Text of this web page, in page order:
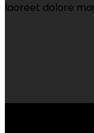
laoreet dolore